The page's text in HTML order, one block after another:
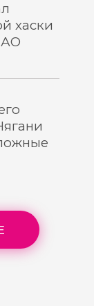
хаски